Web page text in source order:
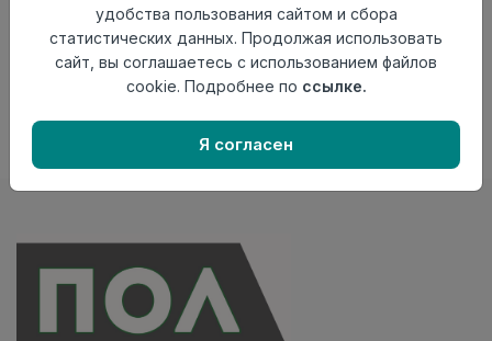
Добавить в корзину
Внимание! Внешний вид товара может отличаться от
представленного на настоящем сайте. Проверяйте
в момент приобретения товара.
удобства пользования сайтом и сбора
статистических данных. Продолжая использовать
сайт, вы соглашаетесь с использованием файлов
cookie. Подробнее по ссылке.
Я согласен